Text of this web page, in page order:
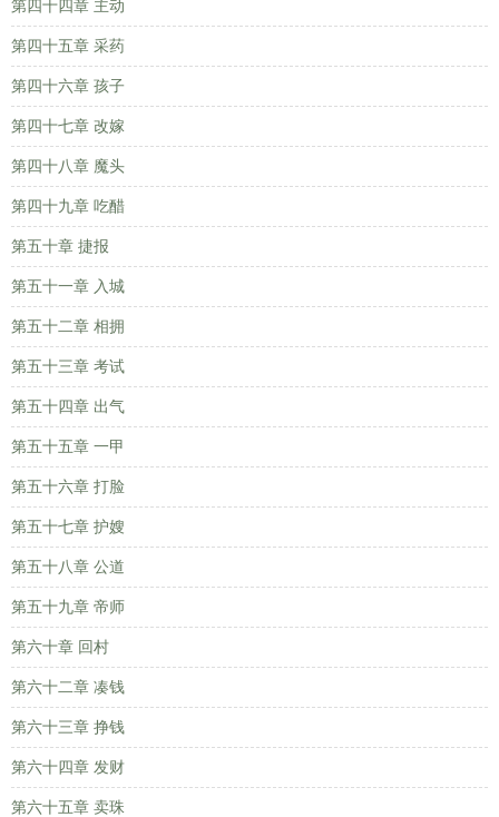
第四十四章 主动
第四十五章 采药
第四十六章 孩子
第四十七章 改嫁
第四十八章 魔头
第四十九章 吃醋
第五十章 捷报
第五十一章 入城
第五十二章 相拥
第五十三章 考试
第五十四章 出气
第五十五章 一甲
第五十六章 打脸
第五十七章 护嫂
第五十八章 公道
第五十九章 帝师
第六十章 回村
第六十二章 凑钱
第六十三章 挣钱
第六十四章 发财
第六十五章 卖珠